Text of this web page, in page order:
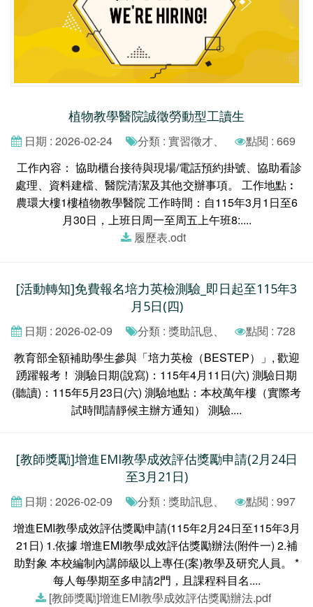
植物教學醫院誠徵勞動型工讀生
日期 : 2026-02-24 分類 : 實習徵才、
點閱 : 669
工作內容： 協助櫃台接待與現場/電話預約掛號、協助看診
處理、資料建檔、醫院清潔及其他交辦事項。 工作地點︰
農環大樓1樓植物教學醫院 工作時間：自115年3月1日至6
月30日，上班日周一至周五上午班8:....
履歷表.odt
[活動轉知]免費報名培力英檢測驗_即日起至115年3
月5日(四)
日期 : 2026-02-09 分類 : 獎助訊息、
點閱 : 728
教育部全額補助學生參與「培力英檢（BESTEP）」, 歡迎
踴躍報考！ 測驗日期(說寫)：115年4月11日(六) 測驗日期
(聽讀)：115年5月23日(六) 測驗地點：本校萬年樓（實際考
試時間請靜候主辦方通知） 測驗....
[教師獎勵]增進EMI教學成效評估獎勵申請(2月24日
至3月21日)
日期 : 2026-02-09 分類 : 獎助訊息、
點閱 : 997
增進EMI教學成效評估獎勵申請(115年2月24日至115年3月
21日) 1.依據 增進EMI教學成效評估獎勵辦法(附件一) 2.補
助對象 本校編制內講師級以上專任(案)教學及研究人員。 *
每人每學期至多申請2門，且課程科目名....
[教師獎勵]增進EMI教學成效評估獎勵辦法.pdf